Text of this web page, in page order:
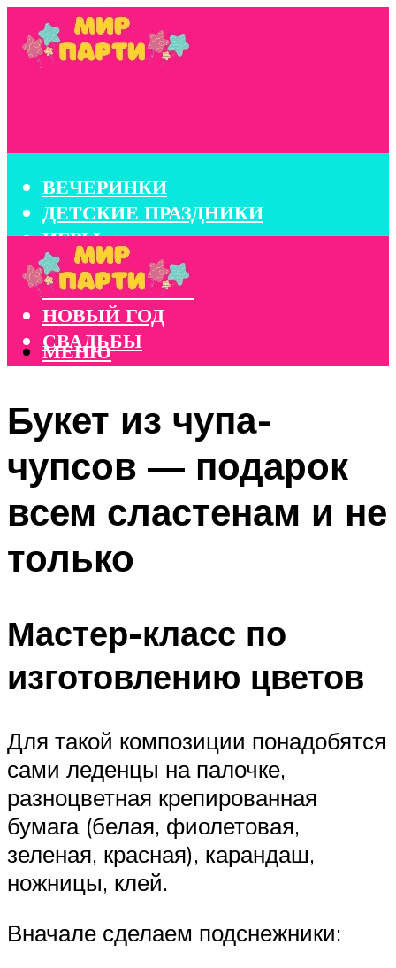
ВЕЧЕРИНКИ
ДЕТСКИЕ ПРАЗДНИКИ
ИГРЫ
КОНКУРСЫ
КОРПОРАТИВЫ
НОВЫЙ ГОД
СВАДЬБЫ
МЕНЮ
Букет из чупа-
чупсов — подарок
всем сластенам и не
только
Мастер-класс по
изготовлению цветов
Для такой композиции понадобятся
сами леденцы на палочке,
разноцветная крепированная
бумага (белая, фиолетовая,
зеленая, красная), карандаш,
ножницы, клей.
Вначале сделаем подснежники: